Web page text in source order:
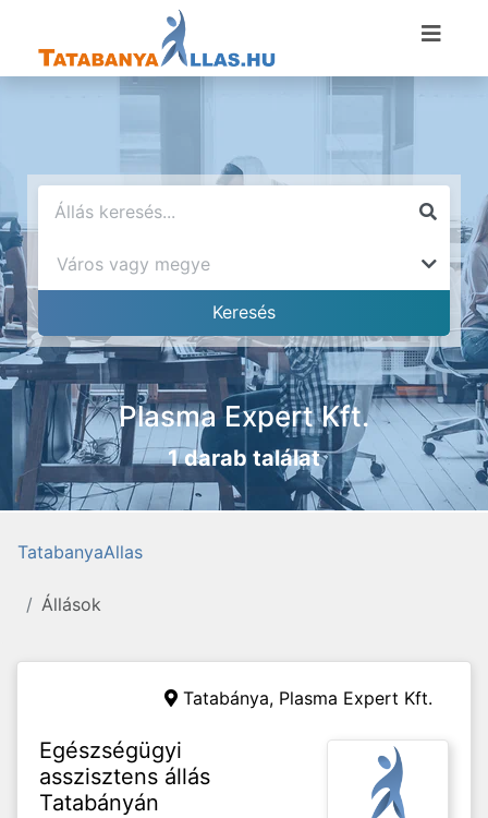
Plasma Expert Kft.
1 darab találat
TatabanyaAllas
Állások
Tatabánya, Plasma Expert Kft.
Egészségügyi
asszisztens állás
Tatabányán